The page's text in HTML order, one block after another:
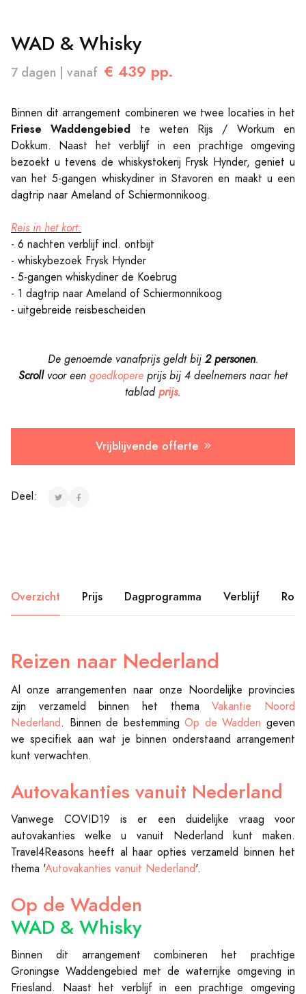
WAD & Whisky
7 dagen | vanaf € 439 pp.
Binnen dit arrangement combineren we twee locaties in het
Friese Waddengebied te weten Rijs / Workum en
Dokkum. Naast het verblijf in een prachtige omgeving
bezoekt u tevens de whiskystokerij Frysk Hynder, geniet u
van het 5-gangen whiskydiner in Stavoren en maakt u een
dagtrip naar Ameland of Schiermonnikoog.
Reis in het kort:
- 6 nachten verblijf incl. ontbijt
- whiskybezoek Frysk Hynder
- 5-gangen whiskydiner de Koebrug
- 1 dagtrip naar Ameland of Schiermonnikoog
- uitgebreide reisbescheiden
De genoemde vanafprijs geldt bij 2 personen.
Scroll voor een goedkopere prijs bij 4 deelnemers naarhet
tablad prijs.
Vrijblijvende offerte
Deel:
Overzicht Prijs Dagprogramma Verblijf
Reizen naar Nederland
Al onze arrangementen naar onze Noordelijke provincies
zijn verzameld binnen het themaVakantie Noord
Nederland. Binnen de bestemmingOp de Wadden geven
we specifiek aan wat je binnen onderstaand arrangement
kunt verwachten.
Autovakanties vanuit Nederland
Vanwege COVID19 is er een duidelijke vraag voor
autovakanties welke u vanuit Nederland kunt maken.
Travel4Reasons heeft al haar opties verzameld binnen het
thema 'Autovakanties vanuit Nederland'.
Op de Wadden
WAD & Whisky
Binnen dit arrangement combineren het prachtige
Groningse Waddengebied met de waterrijke omgeving in
Friesland. Naast het verblijf in een prachtige omgeving